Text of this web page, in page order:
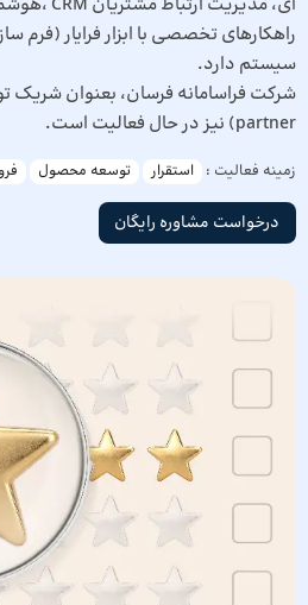
راهکارهای تخصصی با ابزار فرایار (فرم
سیستم دارد.
partner) نیز در حال فعالیت است.
زمینه فعالیت : استقرار توسعه محصول
درخواست مشاوره رایگان